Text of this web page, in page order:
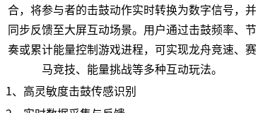
合，将参与者的击鼓动作实时转换为数字信号，并
同步反馈至大屏互动场景。用户通过击鼓频率、节
奏或累计能量控制游戏进程，可实现龙舟竞速、赛
马竞技、能量挑战等多种互动玩法。
1、高灵敏度击鼓传感识别